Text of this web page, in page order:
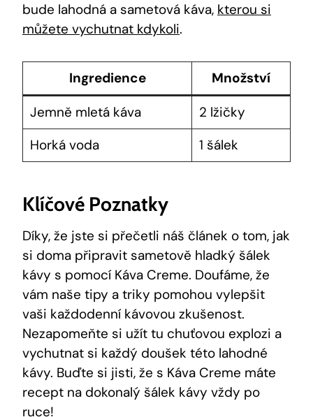
bude lahodná a sametová káva, kterou si
můžete vychutnat kdykoli.
Ingredience
Množství
Jemně mletá káva
2 lžičky
Horká voda
1 šálek
Klíčové Poznatky
Díky, že jste si přečetli náš článek o tom, jak
si doma připravit sametově hladký šálek
kávy s pomocí Káva Creme. Doufáme, že
vám naše tipy a triky pomohou vylepšit
vaši každodenní kávovou zkušenost.
Nezapomeňte si užít tu chuťovou explozi a
vychutnat si každý doušek této lahodné
kávy. Buďte si jisti, že s Káva Creme máte
recept na dokonalý šálek kávy vždy po
ruce!